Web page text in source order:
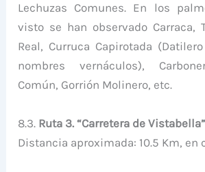
Lechuzas Comunes. En los
visto se han observado Carraca,
Real, Curruca Capirotada
nombres vernáculos),
Común, Gorrión Molinero, etc.
8.3. Ruta 3. “Carretera de Vistabella”
Distancia aproximada: 10.5 Km, en